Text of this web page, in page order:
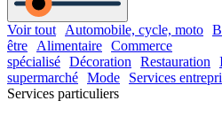
Voir tout Automobile, cycle, moto
être Alimentaire Commerce
spécialisé Décoration Restauration
supermarché Mode
Services
Services particuliers